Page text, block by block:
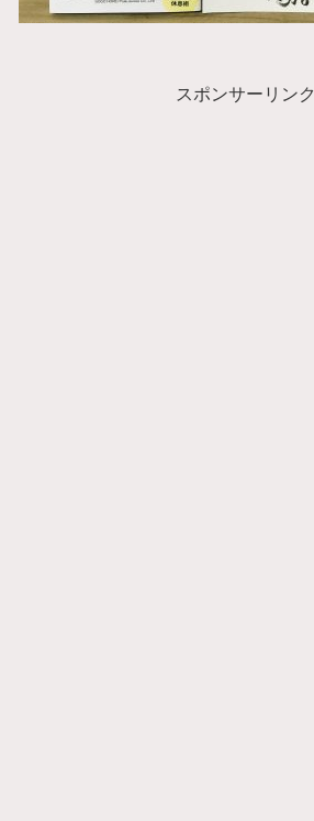
スポンサーリンク